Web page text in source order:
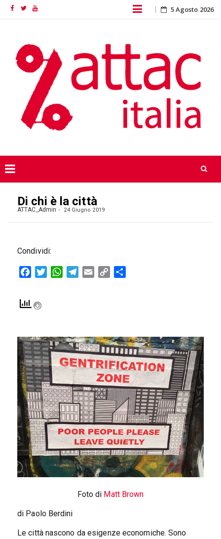
FacebookTwitterYouTube Skip
content
5 Agosto 2026
content
Di chi è la città
ATTAC_Admin 24 Giugno 2019
Condividi:
FacebookTwitterWhatsAppTelegram
Email
Copy
Foto di Matt Brown
di Paolo Berdini
Le città nascono da esigenze economiche. Sono